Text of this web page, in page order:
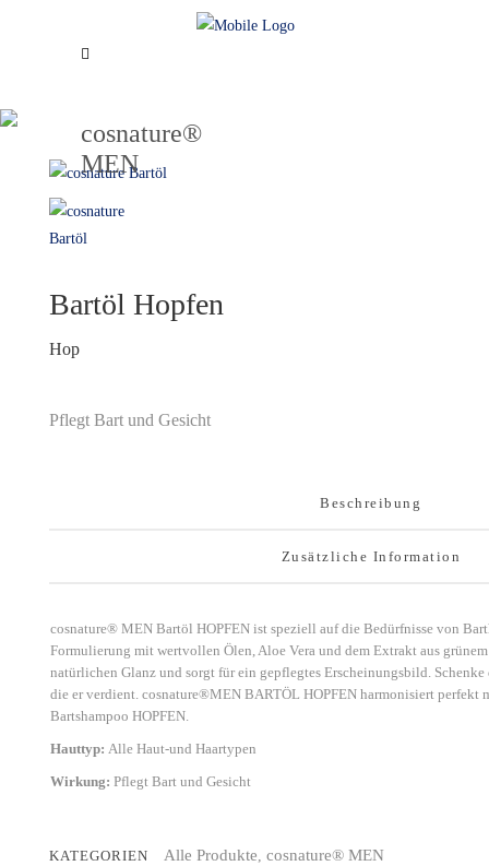
cosnature®
MEN
Bartöl Hopfen
Hop
Pflegt Bart und Gesicht
Beschreibung
Zusätzliche Information
cosnature® MEN Bartöl HOPFEN ist speziell auf die Bedürfnisse von
Formulierung mit wertvollen Ölen, Aloe Vera und dem Extrakt aus
natürlichen Glanz und sorgt für ein gepflegtes Erscheinungsbild.
die er verdient. cosnature®MEN BARTÖL HOPFEN harmonisiert perfekt
Bartshampoo HOPFEN.
Hauttyp: Alle Haut-und Haartypen
Wirkung: Pflegt Bart und Gesicht
KATEGORIEN Alle Produkte, cosnature® MEN